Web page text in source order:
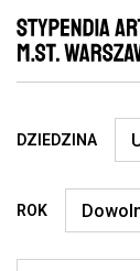
DZIEDZINA
ROK